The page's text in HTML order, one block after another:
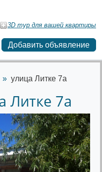
3D тур для вашей квартиры
Добавить объявление
улица Литке 7а
Литке 7а